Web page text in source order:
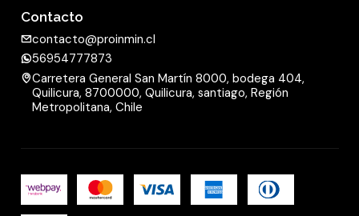
Contacto
contacto@proinmin.cl
56954777873
Carretera General San Martín 8000, bodega 404,
Quilicura, 8700000, Quilicura, santiago, Región
Metropolitana, Chile